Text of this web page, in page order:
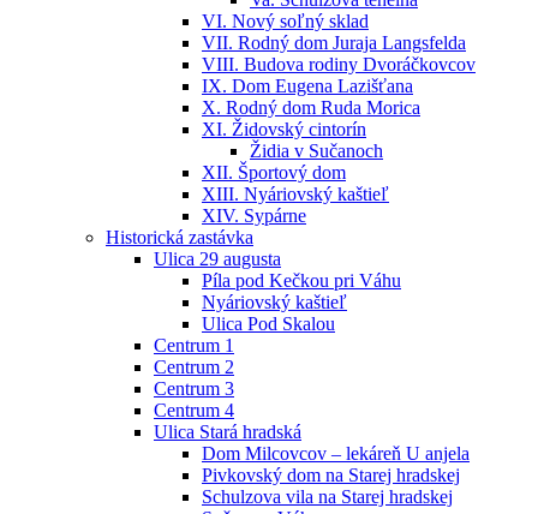
VI. Nový soľný sklad
VII. Rodný dom Juraja Langsfelda
VIII. Budova rodiny Dvoráčkovcov
IX. Dom Eugena Lazišťana
X. Rodný dom Ruda Morica
XI. Židovský cintorín
Židia v Sučanoch
XII. Športový dom
XIII. Nyáriovský kaštieľ
XIV. Sypárne
Historická zastávka
Ulica 29 augusta
Píla pod Kečkou pri Váhu
Nyáriovský kaštieľ
Ulica Pod Skalou
Centrum 1
Centrum 2
Centrum 3
Centrum 4
Ulica Stará hradská
Dom Milcovcov – lekáreň U anjela
Pivkovský dom na Starej hradskej
Schulzova vila na Starej hradskej